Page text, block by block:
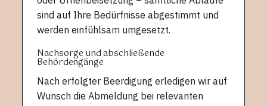
sind auf Ihre Bedürfnisse abgestimmt und
werden einfühlsam umgesetzt.
Nachsorge und abschließende
Behördengänge
Nach erfolgter Beerdigung erledigen wir auf
Wunsch die Abmeldung bei relevanten